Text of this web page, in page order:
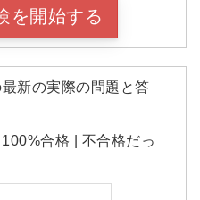
を開始する
新の実際の問題と答
合格 | 不合格だっ